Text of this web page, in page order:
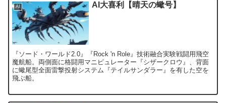
AI AI大喜利【晴天の蠍号】
『ソード・ワールド2.0』『Rock 'n Role』技術融合実験戦闘用飛空
魔航船。両側面に格闘用マニピュレーター『シザークロウ』、背面
に蠍尾型全面雷撃投射システム『テイルサンダラー』を有した空を
飛ぶ船。